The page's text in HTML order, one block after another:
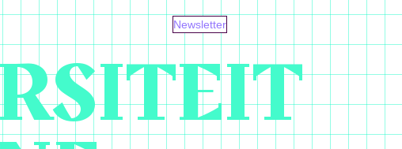
Newsletter